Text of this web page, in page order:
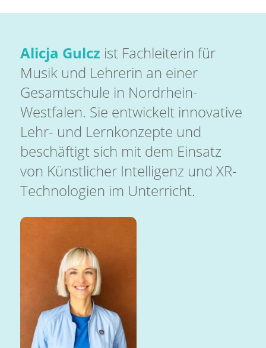
Alicja Gulcz ist Fachleiterin für
Musik und Lehrerin an einer
Gesamtschule in Nordrhein-
Westfalen. Sie entwickelt innovative
Lehr- und Lernkonzepte und
beschäftigt sich mit dem Einsatz
von Künstlicher Intelligenz und XR-
Technologien im Unterricht.